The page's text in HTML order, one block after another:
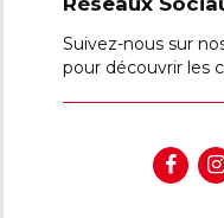
Suivez-nous sur
pour découvrir les